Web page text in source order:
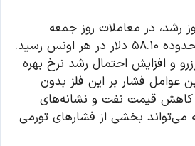
رشد، در معاملات روز جمعه
عقب‌نشینی کرد و به محدوده ۵۸.۱۰ دلار در هر اونس رسید.
و افزایش احتمال رشد نرخ بهره
عوامل فشار بر این فلز بدون
کاهش قیمت نفت و نشانه‌های
می‌تواند بخشی از فشارهای تورمی